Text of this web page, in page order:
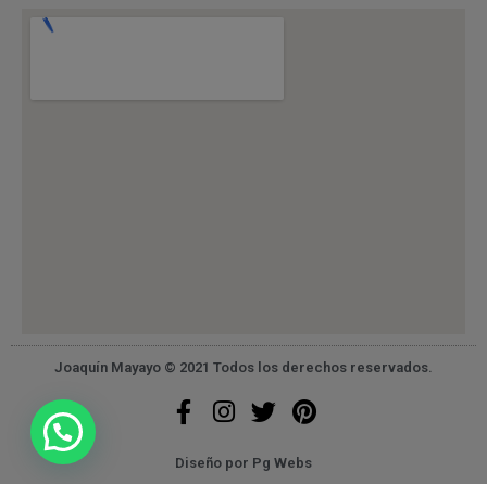
Joaquín Mayayo © 2021 Todos los derechos reservados.
Diseño por Pg Webs